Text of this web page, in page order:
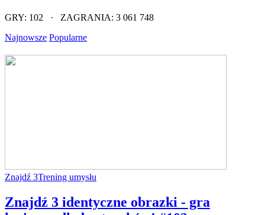
GRY: 102 · ZAGRANIA: 3 061 748
Najnowsze Popularne
Znajdź 3Trening umysłu
Znajdź 3 identyczne obrazki - gra